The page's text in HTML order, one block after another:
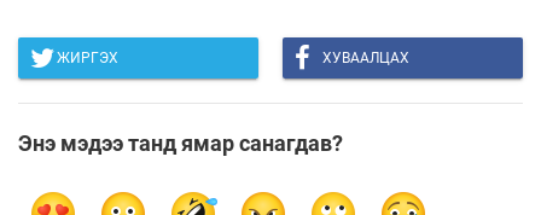
ЖИРГЭХ ХУВААЛЦАХ
Энэ мэдээ танд ямар санагдав?